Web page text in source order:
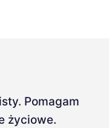
Pomagam
życiowe.